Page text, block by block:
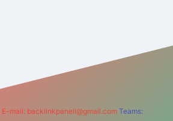
E-mail: backlinkpaneli@gmail.com Teams: